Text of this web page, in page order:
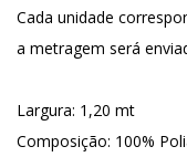
Cada unidade
a metragem será
Largura: 1,20 mt
Composição: 100%